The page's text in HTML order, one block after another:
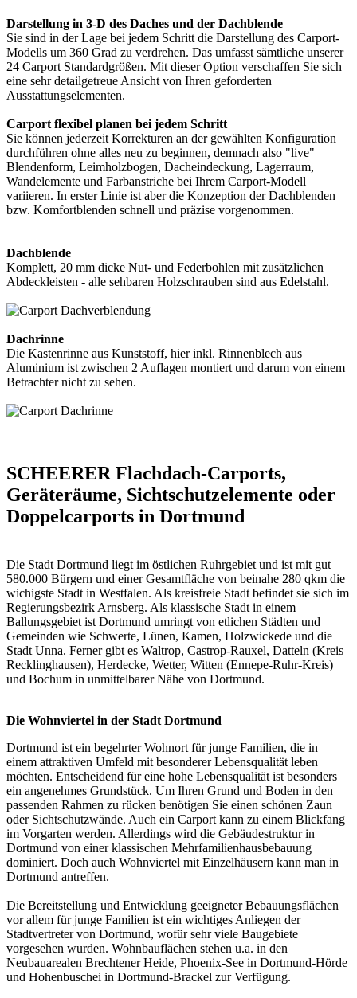
Darstellung in 3-D des Daches und der Dachblende
Sie sind in der Lage bei jedem Schritt die Darstellung des Carport-
Modells um 360 Grad zu verdrehen. Das umfasst sämtliche unserer
24 Carport Standardgrößen. Mit dieser Option verschaffen Sie sich
eine sehr detailgetreue Ansicht von Ihren geforderten
Ausstattungselementen.
Carport flexibel planen bei jedem Schritt
Sie können jederzeit Korrekturen an der gewählten Konfiguration
durchführen ohne alles neu zu beginnen, demnach also "live"
Blendenform, Leimholzbogen, Dacheindeckung, Lagerraum,
Wandelemente und Farbanstriche bei Ihrem Carport-Modell
variieren. In erster Linie ist aber die Konzeption der Dachblenden
bzw. Komfortblenden schnell und präzise vorgenommen.
Dachblende
Komplett, 20 mm dicke Nut- und Federbohlen mit zusätzlichen
Abdeckleisten - alle sehbaren Holzschrauben sind aus Edelstahl.
Dachrinne
Die Kastenrinne aus Kunststoff, hier inkl. Rinnenblech aus
Aluminium ist zwischen 2 Auflagen montiert und darum von einem
Betrachter nicht zu sehen.
SCHEERER Flachdach-Carports,
Geräteräume, Sichtschutzelemente oder
Doppelcarports in Dortmund
Die Stadt Dortmund liegt im östlichen Ruhrgebiet und ist mit gut
580.000 Bürgern und einer Gesamtfläche von beinahe 280 qkm die
wichigste Stadt in Westfalen. Als kreisfreie Stadt befindet sie sich im
Regierungsbezirk Arnsberg. Als klassische Stadt in einem
Ballungsgebiet ist Dortmund umringt von etlichen Städten und
Gemeinden wie Schwerte, Lünen, Kamen, Holzwickede und die
Stadt Unna. Ferner gibt es Waltrop, Castrop-Rauxel, Datteln (Kreis
Recklinghausen), Herdecke, Wetter, Witten (Ennepe-Ruhr-Kreis)
und Bochum in unmittelbarer Nähe von Dortmund.
Die Wohnviertel in der Stadt Dortmund
Dortmund ist ein begehrter Wohnort für junge Familien, die in
einem attraktiven Umfeld mit besonderer Lebensqualität leben
möchten. Entscheidend für eine hohe Lebensqualität ist besonders
ein angenehmes Grundstück. Um Ihren Grund und Boden in den
passenden Rahmen zu rücken benötigen Sie einen schönen Zaun
oder Sichtschutzwände. Auch ein Carport kann zu einem Blickfang
im Vorgarten werden. Allerdings wird die Gebäudestruktur in
Dortmund von einer klassischen Mehrfamilienhausbebauung
dominiert. Doch auch Wohnviertel mit Einzelhäusern kann man in
Dortmund antreffen.
Die Bereitstellung und Entwicklung geeigneter Bebauungsflächen
vor allem für junge Familien ist ein wichtiges Anliegen der
Stadtvertreter von Dortmund, wofür sehr viele Baugebiete
vorgesehen wurden. Wohnbauflächen stehen u.a. in den
Neubauarealen Brechtener Heide, Phoenix-See in Dortmund-Hörde
und Hohenbuschei in Dortmund-Brackel zur Verfügung.